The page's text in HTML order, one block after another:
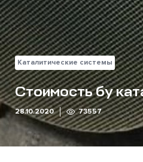
Каталитические системы
Стоимость бу
28.10.2020 73557